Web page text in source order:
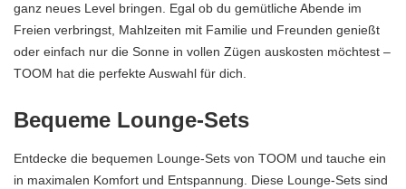
ganz neues Level bringen. Egal ob du gemütliche Abende im
Freien verbringst, Mahlzeiten mit Familie und Freunden genießt
oder einfach nur die Sonne in vollen Zügen auskosten möchtest –
TOOM hat die perfekte Auswahl für dich.
Bequeme Lounge-Sets
Entdecke die bequemen Lounge-Sets von TOOM und tauche ein
in maximalen Komfort und Entspannung. Diese Lounge-Sets sind